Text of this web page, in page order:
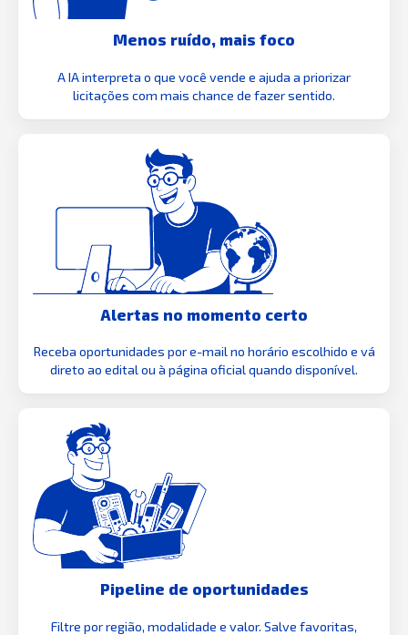
Menos ruído, mais foco
A IA interpreta o que você vende e ajuda a priorizar
licitações com mais chance de fazer sentido.
Alertas no momento certo
Receba oportunidades por e-mail no horário escolhido e vá
direto ao edital ou à página oficial quando disponível.
Pipeline de oportunidades
Filtre por região, modalidade e valor. Salve favoritas,